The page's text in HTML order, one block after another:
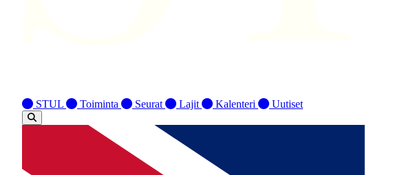
STUL Toiminta Seurat Lajit Kalenteri Uutiset